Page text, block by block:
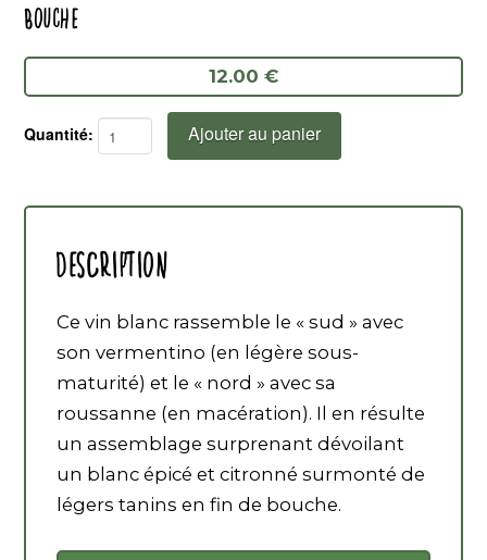
BOUCHE.
12.00 €
Bob
Blanc
Ajouter au panier
Description
Ce vin blanc rassemble le « sud » avec
son vermentino (en légère sous-
maturité) et le « nord » avec sa
roussanne (en macération). Il en résulte
un assemblage surprenant dévoilant
un blanc épicé et citronné surmonté de
légers tanins en fin de bouche.